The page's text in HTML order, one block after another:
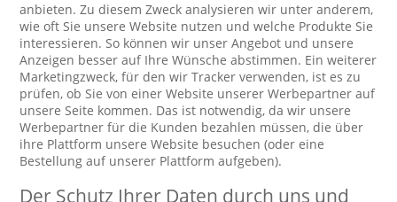
anbieten. Zu diesem Zweck analysieren wir unter anderem,
wie oft Sie unsere Website nutzen und welche Produkte Sie
interessieren. So können wir unser Angebot und unsere
Anzeigen besser auf Ihre Wünsche abstimmen. Ein weiterer
Marketingzweck, für den wir Tracker verwenden, ist es zu
prüfen, ob Sie von einer Website unserer Werbepartner auf
unsere Seite kommen. Das ist notwendig, da wir unsere
Werbepartner für die Kunden bezahlen müssen, die über
ihre Plattform unsere Website besuchen (oder eine
Bestellung auf unserer Plattform aufgeben).
Der Schutz Ihrer Daten durch uns und